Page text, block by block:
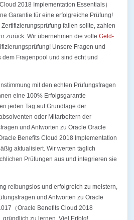
2018 Implementation Essentials）
Garantie für eine erfolgreiche Prüfung!
fallen sollte, zahlen
zurück. Wir übernehmen die volle Geld-
Unsere Fragen und
Fragenpool und sind echt und
mit den echten Prüfungsfragen
eine 100% Erfolgsgarantie
jeden Tag auf Grundlage der
oder Mitarbeitern der
und Antworten zu Oracle Oracle
Benefits Cloud 2018 Implementation
aktualisiert. Wir werten täglich
Prüfungen aus und integrieren sie
reibungslos und erfolgreich zu meistern,
und Antworten zu Oracle
（Oracle Benefits Cloud 2018
gründlich zu lernen. Viel Erfolg!